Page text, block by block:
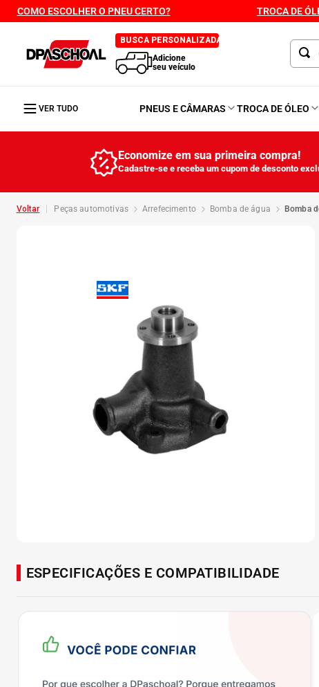
COMO ESCOLHER O PNEU CERTO? TROCA DE
BUSCA PERSONALIZADA
Adicione
seu veículo
VER TUDO PNEUS E CÂMARAS TROCA DE ÓLEO
Economize em sua primeira compra!
Cadastre-se e receba um cupom de desconto
peças automotivas arrefecimento bomba de água bomba
ESPECIFICAÇÕES E COMPATIBILIDADE
1º
2º
3 º